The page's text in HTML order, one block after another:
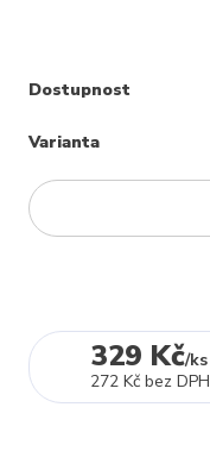
Dostupnost
Varianta
329 Kč/ks
272 Kč bez DPH